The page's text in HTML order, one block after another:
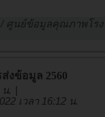
ศูนย์ข้อมูลคุณภาพโรง
งข้อมูล 2560
. |
เวลา 16:12 น.